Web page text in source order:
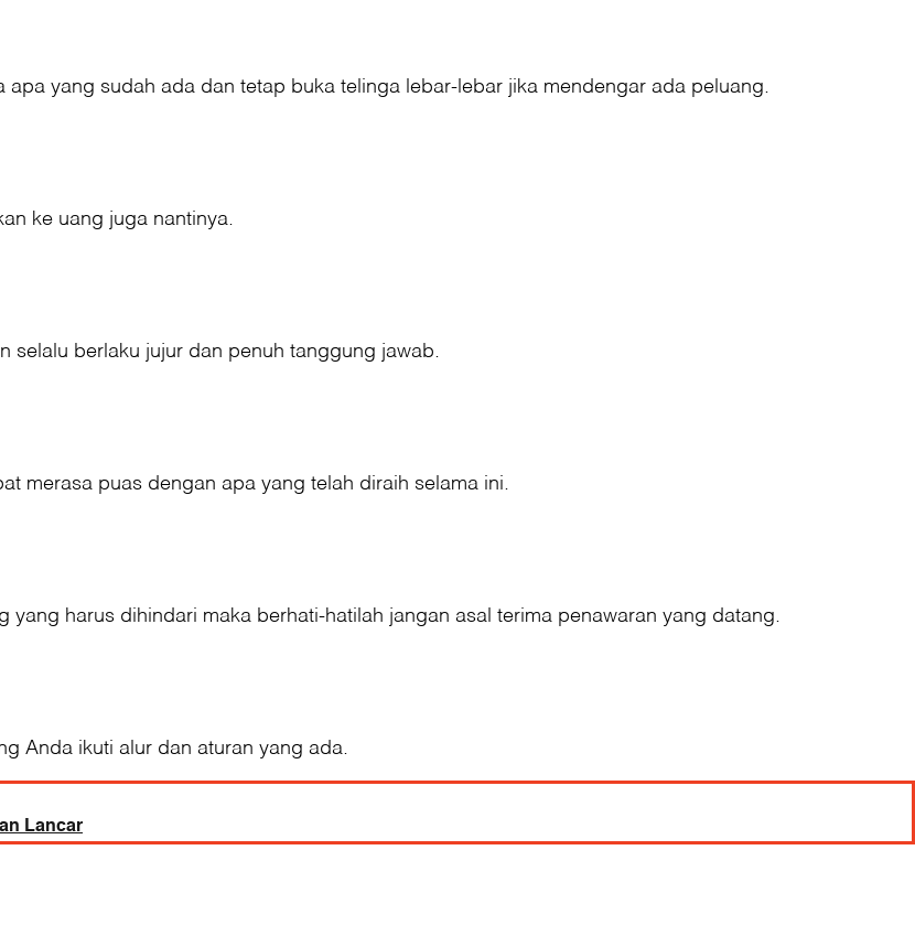
yang sudah ada dan tetap buka telinga lebar-lebar jika mendengar ada peluang.
ke uang juga nantinya.
berlaku jujur dan penuh tanggung jawab.
merasa puas dengan apa yang telah diraih selama ini.
harus dihindari maka berhati-hatilah jangan asal terima penawaran yang datang.
Anda ikuti alur dan aturan yang ada.
Lancar